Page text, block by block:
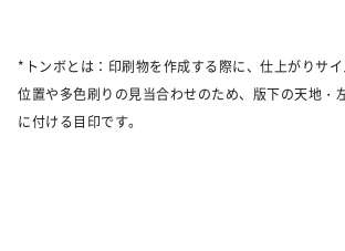
*トンボとは：印刷物を作成する際に、仕上がりサ
位置や多色刷りの見当合わせのため、版下の天地・
に付ける目印です。